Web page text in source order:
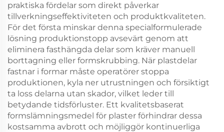
praktiska fördelar som direkt påverkar
tillverkningseffektiviteten och produktkvaliteten.
För det första minskar denna specialformulerade
lösning produktionstopp avsevärt genom att
eliminera fasthängda delar som kräver manuell
borttagning eller formskrubbing. När plastdelar
fastnar i formar måste operatörer stoppa
produktionen, kyla ner utrustningen och försiktigt
ta loss delarna utan skador, vilket leder till
betydande tidsförluster. Ett kvalitetsbaserat
formslämningsmedel för plaster förhindrar dessa
kostsamma avbrott och möjliggör kontinuerliga